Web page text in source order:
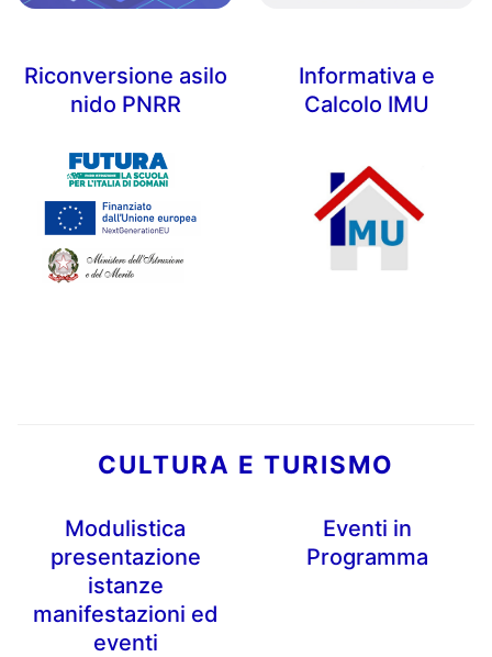
Riconversione asilo
nido PNRR
Informativa e
Calcolo IMU
CULTURA E TURISMO
Modulistica
presentazione
istanze
manifestazioni ed
eventi
Eventi in
Programma